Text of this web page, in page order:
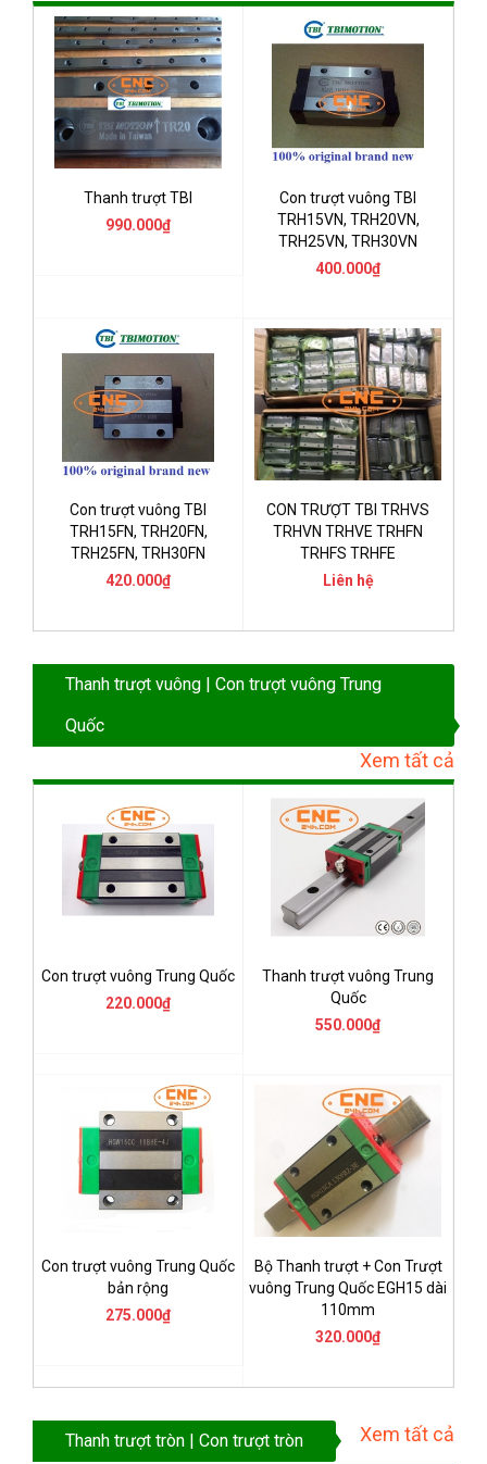
Thanh trượt TBI
990.000₫
Con trượt vuông TBI
TRH15VN, TRH20VN,
TRH25VN, TRH30VN
400.000₫
Con trượt vuông TBI
TRH15FN, TRH20FN,
TRH25FN, TRH30FN
420.000₫
CON TRƯỢT TBI TRHVS
TRHVN TRHVE TRHFN
TRHFS TRHFE
Liên hệ
Thanh trượt vuông | Con trượt vuông Trung
Quốc
Xem tất cả
Con trượt vuông Trung Quốc
220.000₫
Thanh trượt vuông Trung
Quốc
550.000₫
Con trượt vuông Trung Quốc
bản rộng
275.000₫
Bộ Thanh trượt + Con Trượt
vuông Trung Quốc EGH15 dài
110mm
320.000₫
Thanh trượt tròn | Con trượt tròn Xem tất cả